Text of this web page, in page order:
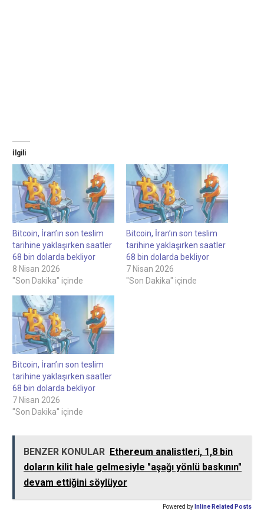
İlgili
Bitcoin, İran’ın son teslim
tarihine yaklaşırken saatler
68 bin dolarda bekliyor
8 Nisan 2026
"Son Dakika" içinde
Bitcoin, İran’ın son teslim
tarihine yaklaşırken saatler
68 bin dolarda bekliyor
7 Nisan 2026
"Son Dakika" içinde
Bitcoin, İran’ın son teslim
tarihine yaklaşırken saatler
68 bin dolarda bekliyor
7 Nisan 2026
"Son Dakika" içinde
BENZER KONULAR Ethereum analistleri, 1,8 bin
doların kilit hale gelmesiyle "aşağı yönlü baskının"
devam ettiğini söylüyor
Powered by Inline Related Posts